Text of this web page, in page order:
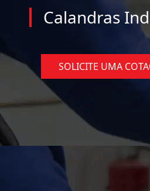
Calandras
SOLICITE UMA